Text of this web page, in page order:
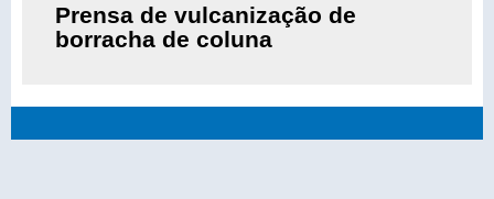
Prensa de vulcanização de
borracha de coluna